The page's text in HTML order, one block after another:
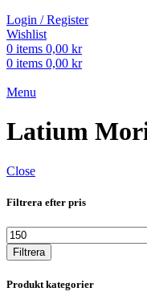
Login / Register
Wishlist
0 items 0,00 kr
0 items 0,00 kr
Menu
Latium
Close
Filtrera efter pris
Min
prisFiltrera
Produkt kategorier